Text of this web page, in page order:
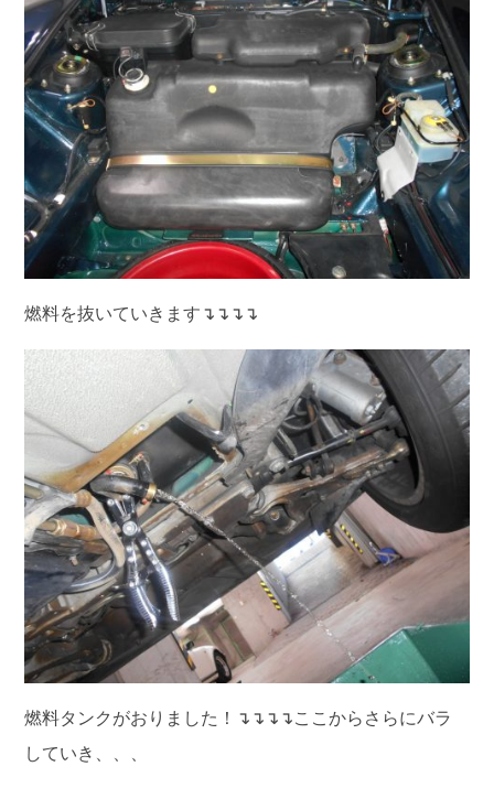
燃料を抜いていきます↴↴↴↴
燃料タンクがおりました！↴↴↴↴ここからさらにバラ
していき、、、